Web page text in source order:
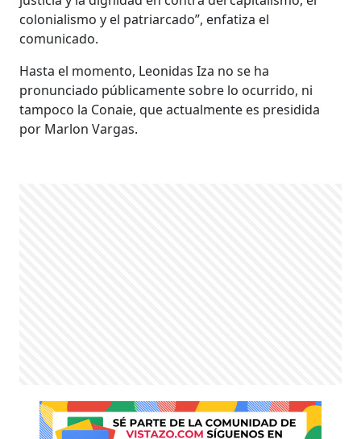
colonialismo y el patriarcado”, enfatiza el
comunicado.
Hasta el momento, Leonidas Iza no se ha
pronunciado públicamente sobre lo ocurrido, ni
tampoco la Conaie, que actualmente es presidida
por Marlon Vargas.